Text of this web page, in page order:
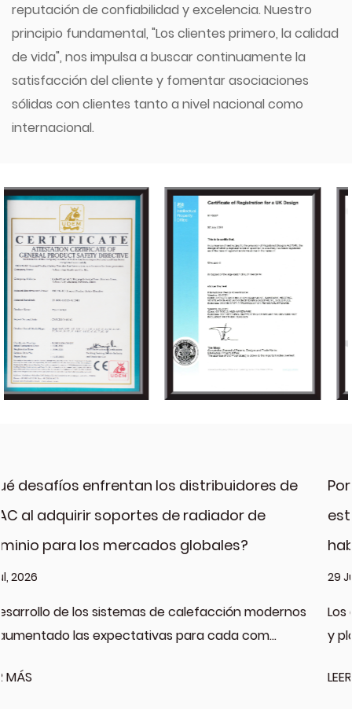
reputación de confiabilidad y excelencia. Nuestro
principio fundamental, "Los clientes primero, la calidad
de vida", nos impulsa a buscar continuamente la
satisfacción del cliente y fomentar asociaciones
sólidas con clientes tanto a nivel nacional como
internacional.
de
de
modernos
com...
Por qué los tanques de
están convirtiendo en un artículo
habitual
Los distribuidores que almacenan
y plomería están viendo pedidos